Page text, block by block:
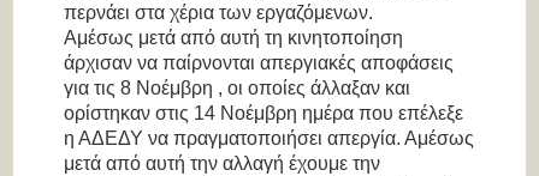
περνάει στα χέρια των εργαζόμενων.
Αμέσως μετά από αυτή τη κινητοποίηση
άρχισαν να παίρνονται απεργιακές αποφάσεις
για τις 8 Νοέμβρη , οι οποίες άλλαξαν και
ορίστηκαν στις 14 Νοέμβρη ημέρα που επέλεξε
η ΑΔΕΔΥ να πραγματοποιήσει απεργία. Αμέσως
μετά από αυτή την αλλαγή έχουμε την